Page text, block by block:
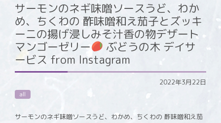
サーモンのネギ味噌ソースうど、わか
め、ちくわの 酢味噌和え茄子とズッキ
ーニの揚げ浸しみそ汁香の物デザート
マンゴーゼリー
ぶどうの木 デイサ
ービス from Instagram
2022年3月22日
all
サーモンのネギ味噌ソースうど、わかめ、ちくわの 酢味噌和え茄